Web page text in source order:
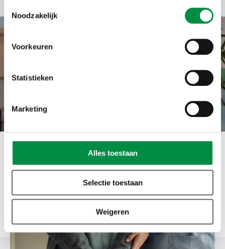
Noodzakelijk
Voorkeuren
Statistieken
Marketing
Alles toestaan
Selectie toestaan
Weigeren
Bekijk de video
Gerelateerde cases